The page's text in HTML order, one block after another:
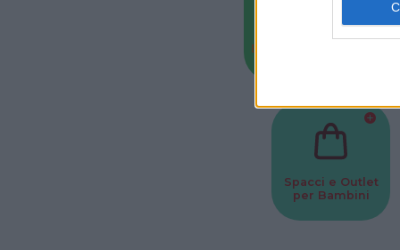
Baby Sitter
Spacci e Outlet
per Bambini